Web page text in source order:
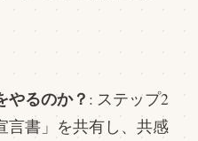
やるのか？ : ステップ2
言書」を共有し、共感